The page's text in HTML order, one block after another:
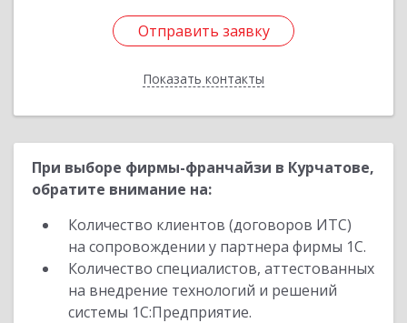
Отправить заявку
Показать контакты
Отправить заявку
Назад
При выборе фирмы-франчайзи в Курчатове,
обратите внимание на:
Количество клиентов (договоров ИТС)
на сопровождении у партнера фирмы 1С.
Количество специалистов, аттестованных
на внедрение технологий и решений
системы 1С:Предприятие.